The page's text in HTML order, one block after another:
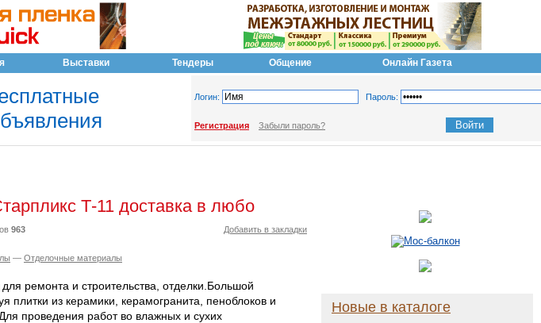
Выставки Тендеры Общение Онлайн Газета
Логин: Пароль:
Регистрация Забыли пароль?
Т-11 доставка в любо
963 Добавить в закладки
— Отделочные материалы
ремонта и строительства, отделки.Большой
плитки из керамики, керамогранита, пеноблоков и
проведения работ во влажных и сухих
Новые в каталоге